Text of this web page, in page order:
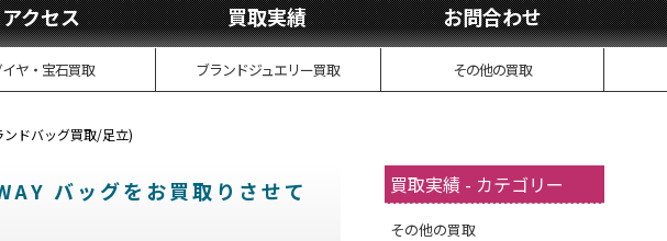
アクセス 買取実績 お問合わせ
ヤ・宝石買取 ブランドジュエリー買取 その他の買取
ンドバッグ買取/足立)
バッグをお買取りさせて
買取実績 - カテゴリー
その他の買取